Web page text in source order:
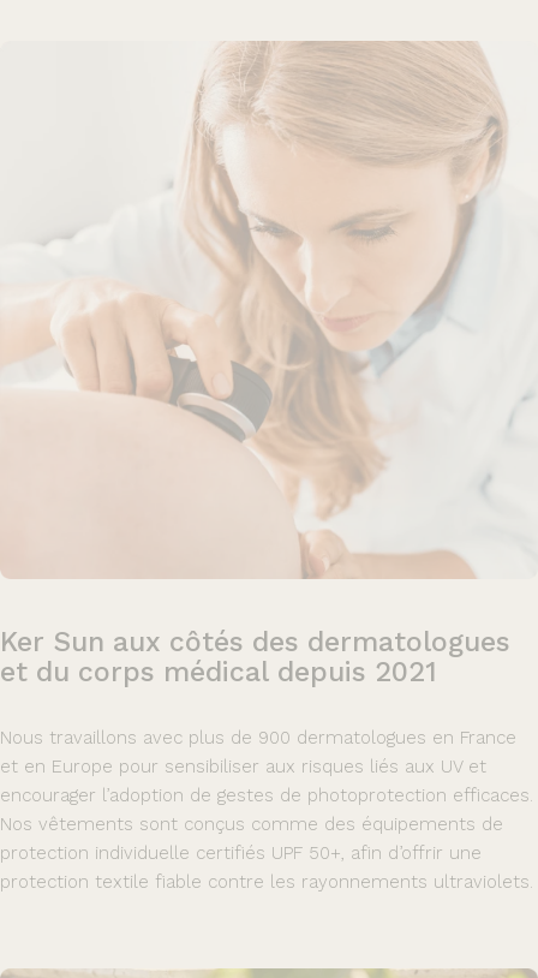
Ker Sun aux côtés des dermatologues
et du corps médical depuis 2021
Nous travaillons avec plus de 900 dermatologues en France
et en Europe pour sensibiliser aux risques liés aux UV et
encourager l’adoption de gestes de photoprotection efficaces.
Nos vêtements sont conçus comme des équipements de
protection individuelle certifiés UPF 50+, afin d’offrir une
protection textile fiable contre les rayonnements ultraviolets.